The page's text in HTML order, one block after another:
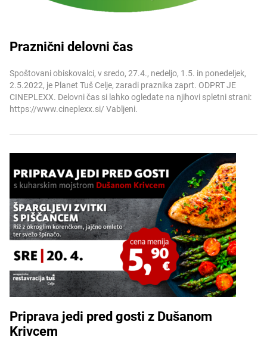
Praznični delovni čas
Spoštovani obiskovalci, v sredo, 27.4., nedeljo, 1.5. in ponedeljek,
2.5.2022, je Planet Tuš Celje, zaradi praznika zaprt. ODPRT JE
CINEPLEXX. Delovni čas si lahko ogledate na njihovi spletni strani:
https://www.cineplexx.si/ Vabljeni.
Priprava jedi pred gosti z Dušanom
Krivcem